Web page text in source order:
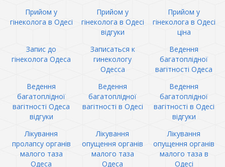
Прийом у
гінеколога в Одесі
Прийом у
гінеколога в Одесі
відгуки
Прийом у
гінеколога в Одесі
ціна
Запис до
гінеколога Одеса
Записаться к
гинекологу
Одесса
Ведення
багатоплідної
вагітності Одеса
Ведення
багатоплідної
вагітності Одеса
відгуки
Ведення
багатоплідної
вагітності в Одесі
Ведення
багатоплідної
вагітності в Одесі
відгуки
Лікування
пролапсу органів
малого таза
Одеса
Лікування
опущення органів
малого таза
Одеса
Лікування
опущення органів
малого таза в
Одесі